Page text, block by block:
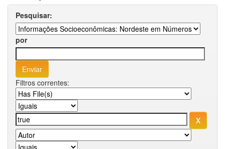
Pesquisar:
por
Filtros correntes: